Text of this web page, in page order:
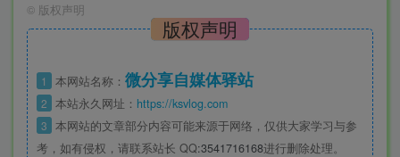
© 版权声明
版权声明
1 本网站名称： 微分享自媒体驿站
2 本站永久网址： https://ksvlog.com
3 本网站的文章部分内容可能来源于网络，仅供大家学习与参
考，如有侵权，请联系站长 QQ:3541716168进行删除处理。